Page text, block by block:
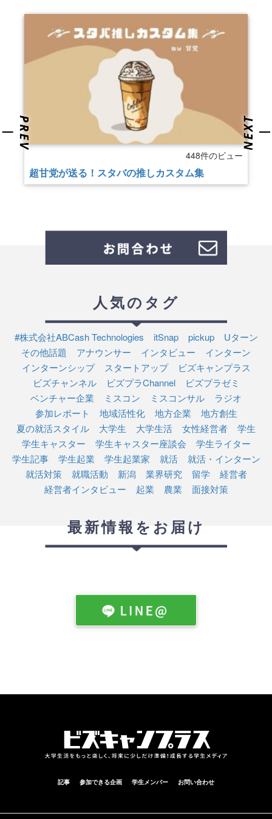
448件のビュー
超甘党が送る！スタバの推しカスタム集
人気のタグ
#株式会社ABCash Technologies itSnap pickup
Uターン
その他話題
アナウンサー インタビュー
インターン
インターンシップ
スタートアップ
ビズキャンプラス
ビズチャンネル
ビズプラChannel
ビズプラゼミ
ベンチャー企業
ミスコン ミスコンサル
ラジオ
参加レポート
地域活性化 地方企業
地方創生
夏の就活スタイル
大学生 大学生活 女性経営者
学生
学生キャスター
学生キャスター座談会
学生ライター
学生記事
学生起業 学生起業家 就活
就活・インターン
就活対策
就職活動 新潟 業界研究 留学
経営者
経営者インタビュー
起業 農業 面接対策
最新情報をお届け
記事 参加できる企画 学生メンバー お問い合わせ